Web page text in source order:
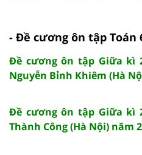
- Đề cương ôn tập Toán
Đề cương ôn tập Giữa kì
Nguyễn Bỉnh Khiêm (Hà
Đề cương ôn tập Giữa kì
Thành Công (Hà Nội) năm